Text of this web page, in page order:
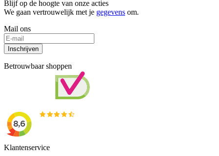
Blijf op de hoogte van onze acties
We gaan vertrouwelijk met je gegevens om.
Mail ons
Inschrijven
Betrouwbaar shoppen
Klantenservice